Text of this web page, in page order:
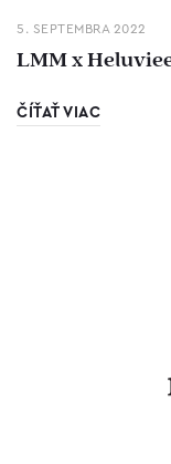
5. SEPTEMBRA 2022
LMM x
ČÍŤAŤ VIAC